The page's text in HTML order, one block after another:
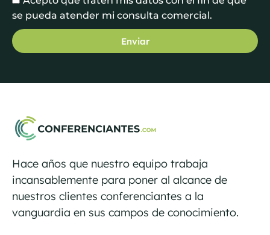
se pueda atender mi consulta comercial.
Enviar
Hace años que nuestro equipo trabaja
incansablemente para poner al alcance de
nuestros clientes conferenciantes a la
vanguardia en sus campos de conocimiento.